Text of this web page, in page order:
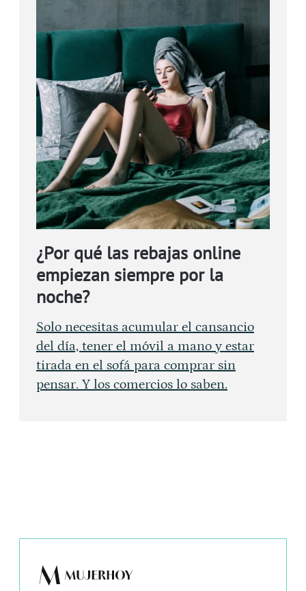
¿Por qué las rebajas online
empiezan siempre por la
noche?
Solo necesitas acumular el cansancio
del día, tener el móvil a mano y estar
tirada en el sofá para comprar sin
pensar. Y los comercios lo saben.